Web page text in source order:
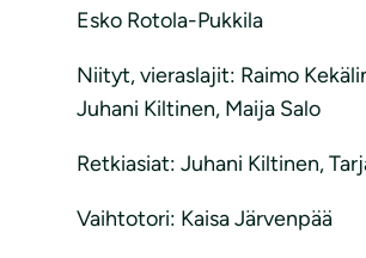
Esko Rotola-Pukkila
Niityt, vieraslajit: Raimo
Juhani Kiltinen, Maija Salo
Retkiasiat: Juhani Kiltinen,
Vaihtotori: Kaisa Järvenpää